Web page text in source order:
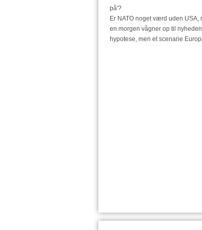
på'?
Er NATO noget værd uden
en morgen vågner op til
hypotese, men et scenarie